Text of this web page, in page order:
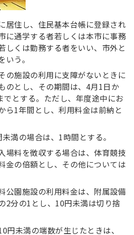
居住し、住民基本台帳に登録され
に通学する者若しくは本市に事務
しくは勤務する者をいい、市外と
う。
の施設の利用に支障がないときに
のとし、その期間は、4月1日か
でとする。ただし、年度途中にお
ら1年間とし、利用料金は前納と
満の場合は、1時間とする。
場料を徴収する場合は、体育競技
金の倍額とし、その他については
公園施設の利用料金は、附属設備
2分の1とし、10円未満は切り捨
円未満の端数が生じたときは、